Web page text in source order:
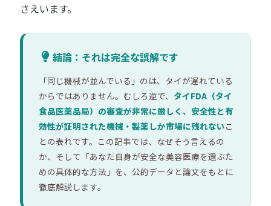
さえいます。
結論：それは完全な誤解です
「同じ機械が並んでいる」のは、タイが遅れている
からではありません。むしろ逆で、 タイFDA（タイ
食品医薬品局）の審査が非常に厳しく、安全性と有
効性が証明された機械・製薬しか市場に残れないこ
との表れです。この記事では、なぜそう言えるの
か、そして「あなた自身が安全な美容医療を選ぶた
めの具体的な方法」を、公的データと論文をもとに
徹底解説します。